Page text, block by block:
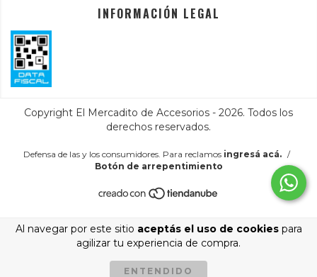
Al navegar por este sitio aceptás el uso de cookiespara
agilizar tu experiencia de compra.
ENTENDIDO
INFORMACIÓN LEGAL
Copyright El Mercadito de Accesorios - 2026. Todos los
derechos reservados.
Defensa de las y los consumidores. Para reclamos ingresá acá. /
Botón de arrepentimiento